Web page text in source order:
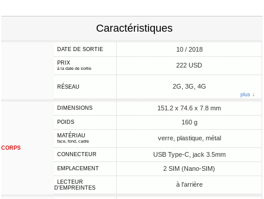
Caractéristiques
DATE DE SORTIE 10 / 2018
PRIX
à la date de sortie 222 USD
RÉSEAU 2G, 3G, 4G
plus ↓
CORPS
DIMENSIONS 151.2 x 74.6 x 7.8 mm
POIDS 160 g
MATÉRIAU
face, fond, cadre verre, plastique, métal
CONNECTEUR USB Type-C, jack 3.5mm
EMPLACEMENT 2 SIM (Nano-SIM)
LECTEUR
D'EMPREINTES
à l'arrière